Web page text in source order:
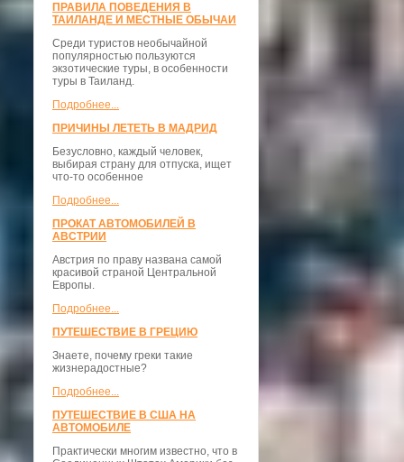
ПРАВИЛА ПОВЕДЕНИЯ В
ТАИЛАНДЕ И МЕСТНЫЕ ОБЫЧАИ
Среди туристов необычайной
популярностью пользуются
экзотические туры, в особенности
туры в Таиланд.
Подробнее...
ПРИЧИНЫ ЛЕТЕТЬ В МАДРИД
Безусловно, каждый человек,
выбирая страну для отпуска, ищет
что-то особенное
Подробнее...
ПРОКАТ АВТОМОБИЛЕЙ В
АВСТРИИ
Австрия по праву названа самой
красивой страной Центральной
Европы.
Подробнее...
ПУТЕШЕСТВИЕ В ГРЕЦИЮ
Знаете, почему греки такие
жизнерадостные?
Подробнее...
ПУТЕШЕСТВИЕ В США НА
АВТОМОБИЛЕ
Практически многим известно, что в